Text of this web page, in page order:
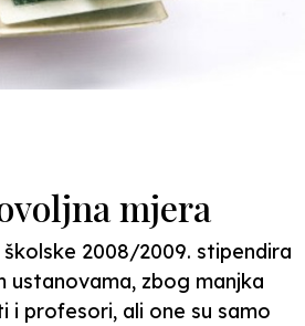
mjera
2008/2009. stipendira
ustanovama, zbog manjka
i profesori, ali one su samo